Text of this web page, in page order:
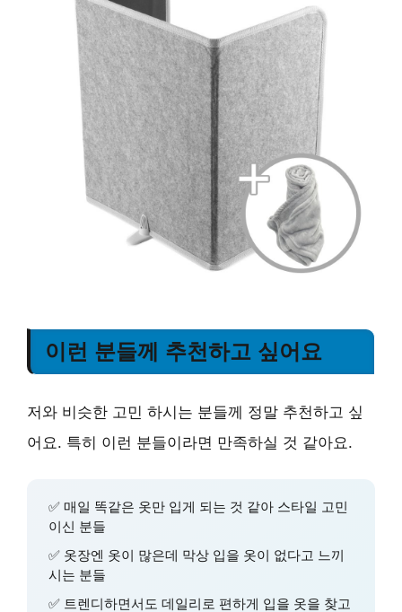
이런 분들께 추천하고 싶어요
저와 비슷한 고민 하시는 분들께 정말 추천하고 싶
어요. 특히 이런 분들이라면 만족하실 것 같아요.
✅ 매일 똑같은 옷만 입게 되는 것 같아 스타일 고민
이신 분들
✅ 옷장엔 옷이 많은데 막상 입을 옷이 없다고 느끼
시는 분들
✅ 트렌디하면서도 데일리로 편하게 입을 옷을 찾고